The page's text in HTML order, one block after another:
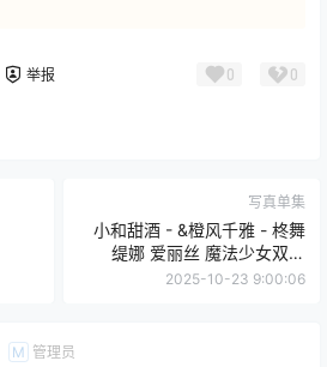
举报 0 0
写真单集
小和甜酒 - &橙风千雅 - 柊舞
缇娜 爱丽丝 魔法少女双人
[Cosplay]
2025-10-23 9:00:06
M 管理员